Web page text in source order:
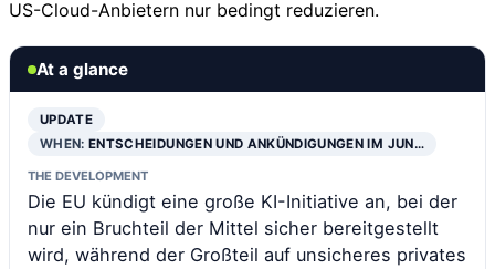
US-Cloud-Anbietern nur bedingt reduzieren.
At a glance
UPDATE
WHEN:ENTSCHEIDUNGEN UND ANKÜNDIGUNGEN IM JUN…
THE DEVELOPMENT
Die EU kündigt eine große KI-Initiative an, bei der
nur ein Bruchteil der Mittel sicher bereitgestellt
wird, während der Großteil auf unsicheres privates